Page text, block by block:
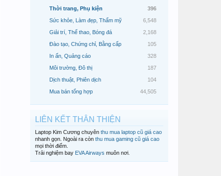
Thời trang, Phụ kiện
396
Sức khỏe, Làm đẹp, Thẩm mỹ
6,548
Giải trí, Thể thao, Bóng đá
2,168
Đào tạo, Chứng chỉ, Bằng cấp
105
In ấn, Quảng cáo
328
Môi trường, Đô thị
187
Dịch thuật, Phiên dịch
104
Mua bán tổng hợp
44,505
LIÊN KẾT THÂN THIỆN
Laptop Kim Cương chuyên thu mua laptop cũ giá cao
nhanh gọn. Ngoài ra còn thu mua gaming cũ giá cao
mọi thời điểm.
Trải nghiệm bay EVA Airways muôn nơi.